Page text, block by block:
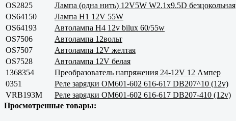
OS2825
Лампа (одна нить) 12V5W W2.1x9.5D безцокольная
OS64150
Лампа H1 12V 55W
OS64193
Автолампа H4 12v bilux 60/55w
OS7506
Автолампа 12вольт
OS7507
Автолампа 12V желтая
OS7528
Автолампа 12V белая
1368354
Преобразователь напряжения 24-12V 12 Ампер
0351
Реле зарядки ОМ601-602 616-617 DB207^10 (12v)
VRB193M
Реле зарядки ОМ601-602 616-617 DB207-410 (12v)
Просмотренные товары: